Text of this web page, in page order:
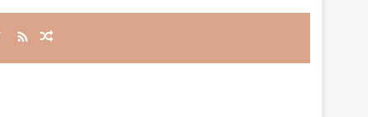
RSS Random Article